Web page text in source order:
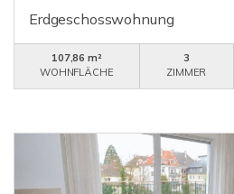
Erdgeschosswohnung
107,86 m²
WOHNFLÄCHE
3
ZIMMER